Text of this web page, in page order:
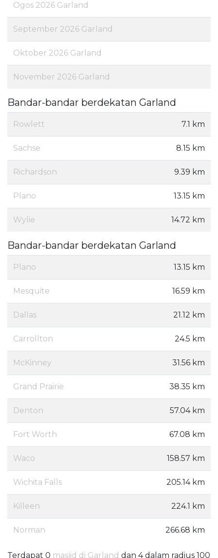
Ogos 2026 Garland
September 2026 Garland
Oktober 2026 Garland
November 2026 Garland
Bandar-bandar berdekatan Garland
Rowlett 7.1 km
Sachse 8.15 km
Richardson 9.39 km
Plano 13.15 km
Wylie 14.72 km
Bandar-bandar berdekatan Garland
Plano 13.15 km
Mesquite 16.59 km
Dallas 21.12 km
Carrollton 24.5 km
McKinney 31.56 km
Grand Prairie 38.35 km
Denton 57.04 km
Fort Worth 67.08 km
Waco 158.57 km
Wichita Falls 205.14 km
Killeen 224.1 km
Norman 266.68 km
Terdapat 0 masjid di Garland dan 4 dalam radius 100